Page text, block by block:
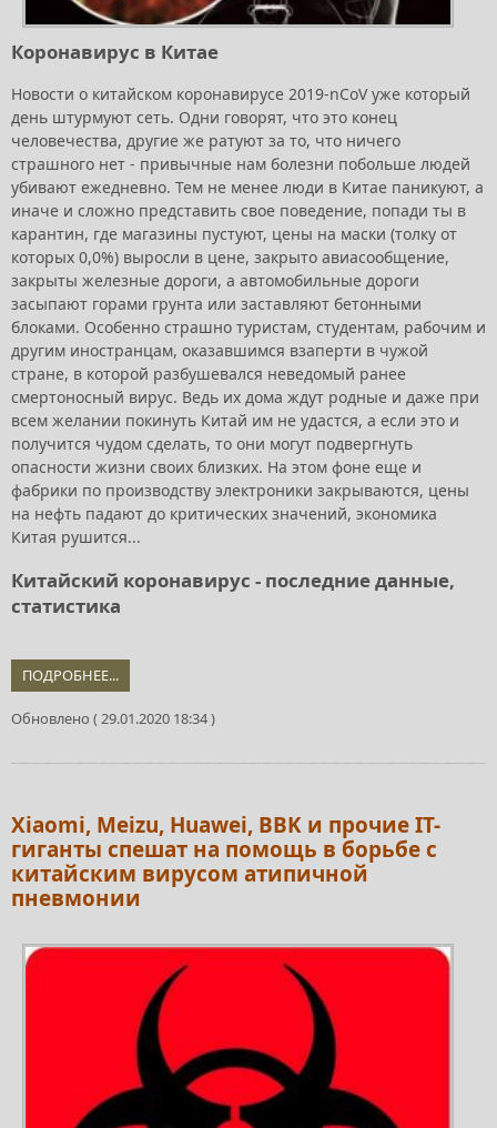
Коронавирус в Китае
Новости о китайском коронавирусе 2019-nCoV уже который
день штурмуют сеть. Одни говорят, что это конец
человечества, другие же ратуют за то, что ничего
страшного нет - привычные нам болезни побольше людей
убивают ежедневно. Тем не менее люди в Китае паникуют, а
иначе и сложно представить свое поведение, попади ты в
карантин, где магазины пустуют, цены на маски (толку от
которых 0,0%) выросли в цене, закрыто авиасообщение,
закрыты железные дороги, а автомобильные дороги
засыпают горами грунта или заставляют бетонными
блоками. Особенно страшно туристам, студентам, рабочим и
другим иностранцам, оказавшимся взаперти в чужой
стране, в которой разбушевался неведомый ранее
смертоносный вирус. Ведь их дома ждут родные и даже при
всем желании покинуть Китай им не удастся, а если это и
получится чудом сделать, то они могут подвергнуть
опасности жизни своих близких. На этом фоне еще и
фабрики по производству электроники закрываются, цены
на нефть падают до критических значений, экономика
Китая рушится...
Китайский коронавирус - последние данные,
статистика
ПОДРОБНЕЕ...
Обновлено ( 29.01.2020 18:34 )
Xiaomi, Meizu, Huawei, BBK и прочие IT-
гиганты спешат на помощь в борьбе с
китайским вирусом атипичной
пневмонии